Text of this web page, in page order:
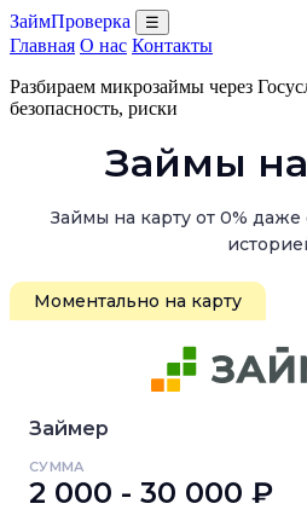
ЗаймПроверка ☰
Главная О нас Контакты
Разбираем микрозаймы через
безопасность, риски
Займы
Займы на карту от 0%
Моментально на карту
Займер
СУММА
2 000 - 30 000 ₽